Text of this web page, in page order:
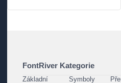
FontRiver Kategorie
Základní
Symboly